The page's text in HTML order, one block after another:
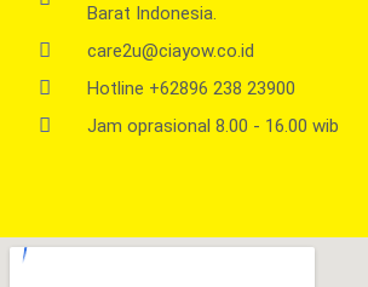
Barat Indonesia.
care2u@ciayow.co.id
Hotline +62896 238 23900
Jam oprasional 8.00 - 16.00 wib